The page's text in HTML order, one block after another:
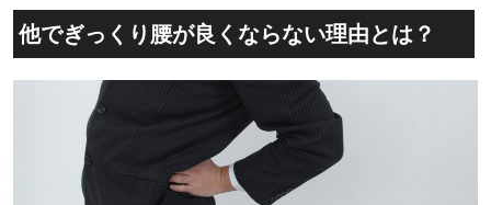
他でぎっくり腰が良くならない理由とは？